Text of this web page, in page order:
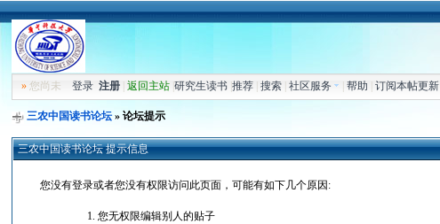
» 您尚未登录 注册 |返回主站 |研究生读书 |推荐 |搜索 |社区服务 |帮助 |订阅本帖更新
三农中国读书论坛» 论坛提示
三农中国读书论坛 提示信息
您没有登录或者您没有权限访问此页面，可能有如下几个原因:
您无权限编辑别人的贴子